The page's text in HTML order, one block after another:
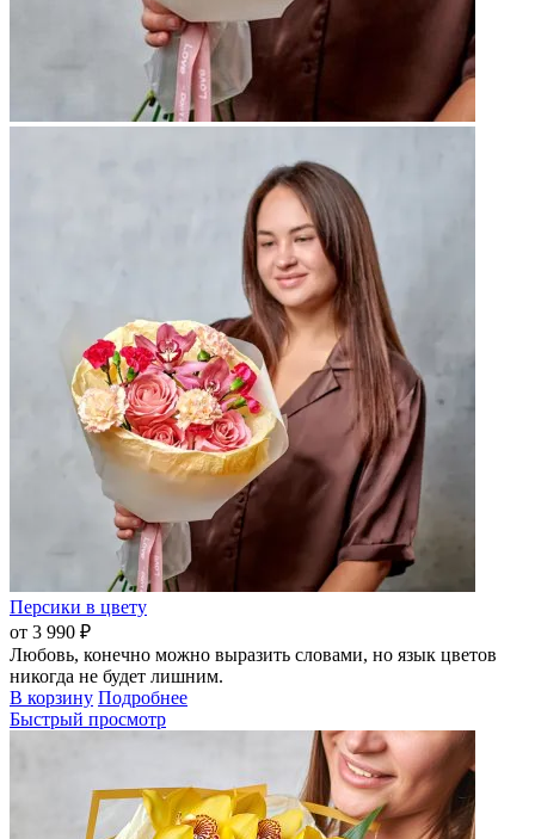
Персики в цвету
от 3 990 ₽
Любовь, конечно можно выразить словами, но язык цветов
никогда не будет лишним.
В корзину Подробнее
Быстрый просмотр